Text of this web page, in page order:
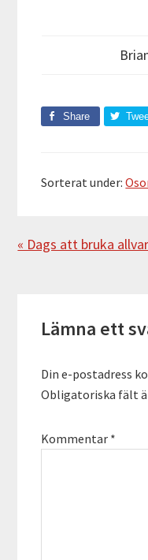
Share
Sorterat under:
Föregående
« Dags att bruka allvar
Lämna ett
Din e-postadress
Obligatoriska fält
Kommentar *